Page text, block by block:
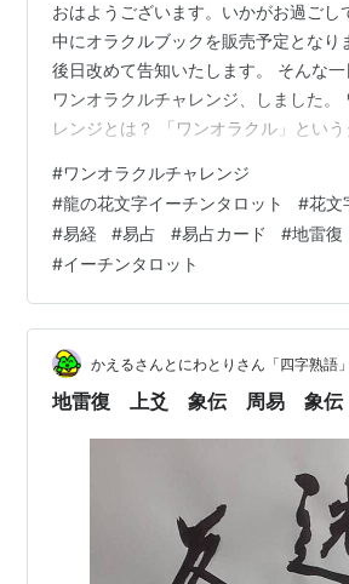
おはようございます。いかがお過ごし
中にオラクルブックを販売予定となり
後日改めて告知いたします。 そんな
ワンオラクルチャレンジ、しました。
レンジとは？ 「ワンオラクル」とい
チャレンジ」と名付けました！ イーチ
（易占カード）「龍の花文字I-
ます。 下の写真が本日実際に占ったカ
地雷復（ちらいふく）初爻でした。 イ
陽来復 一陽来復とは、 長い冬の底に
くること。 …
#ワンオラクルチャレンジ
#龍の花文字イーチンタロット #花文
#易経 #易占 #易占カード #地雷復
#イーチンタロット
かえるさんとにわとりさん「四字熟語」
地雷復 上爻 象伝 周易 象伝